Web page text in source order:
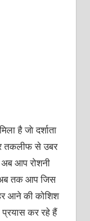
है जाे दर्शाता
तकलीफ से उबर
आप रोशनी
तक आप जिस
आने की कोशिश
कर रहे हैं